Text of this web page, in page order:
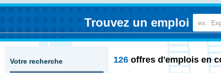
Trouvez un emploi
Votre recherche 126 offres d'emplois en